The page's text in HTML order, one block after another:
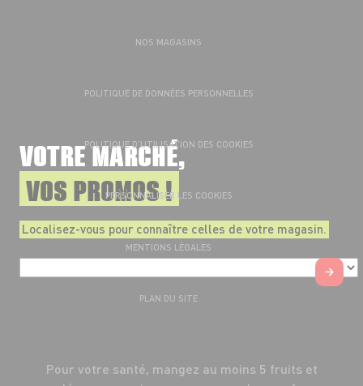
VOTRE MARCHÉ,
VOS PROMOS !
Localisez-vous pour connaître celles de votre magasin.
NOS MAGASINS
POLITIQUE DE DONNÉES PERSONNELLES
POLITIQUE D’UTILISATION DES COOKIES
PERSONNALISER LES COOKIES
MENTIONS LÉGALES
PLAN DU SITE
Pour votre santé, mangez au moins 5 fruits et